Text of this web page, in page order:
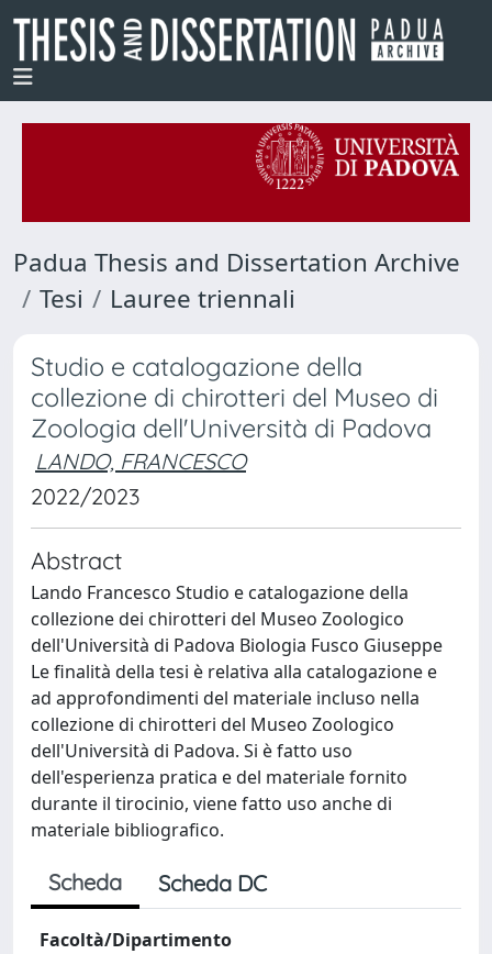
Padua Thesis and Dissertation Archive
Tesi
Lauree triennali
Studio e catalogazione della
collezione di chirotteri del Museo di
Zoologia dell'Università di Padova
LANDO, FRANCESCO
2022/2023
Abstract
Lando Francesco Studio e catalogazione della
collezione dei chirotteri del Museo Zoologico
dell'Università di Padova Biologia Fusco Giuseppe
Le finalità della tesi è relativa alla catalogazione e
ad approfondimenti del materiale incluso nella
collezione di chirotteri del Museo Zoologico
dell'Università di Padova. Si è fatto uso
dell'esperienza pratica e del materiale fornito
durante il tirocinio, viene fatto uso anche di
materiale bibliografico.
Scheda Scheda DC
Facoltà/Dipartimento